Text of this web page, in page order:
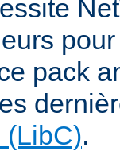
pack
(LibC).